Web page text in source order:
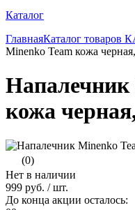
Каталог
ГлавнаяКаталог товаров
Minenko Team кожа
Напалечник
кожа
(0)
Нет в наличии
999 руб. / шт.
До конца акции осталось: